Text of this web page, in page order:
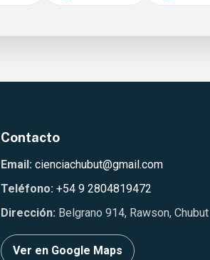
Contacto
Email: cienciachubut@gmail.com
Teléfono: +54 9 2804819472
Dirección: Belgrano 914, Rawson, Chubut
Ver en Google Maps